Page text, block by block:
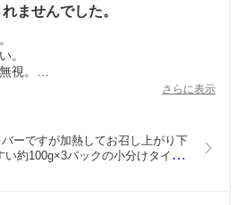
ませんでした。
。
視。
こちらから動かないと本当に何もし
さらに表示
ーですが加熱してお召し上がり下
い約100g×3パックの小分けタイ